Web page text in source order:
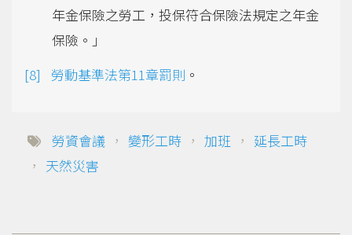
年金保險之勞工，投保符合保險法規定之年金
保險。」
勞動基準法第11章罰則 。
勞資會議 ， 變形工時 ， 加班 ， 延長工時
， 天然災害